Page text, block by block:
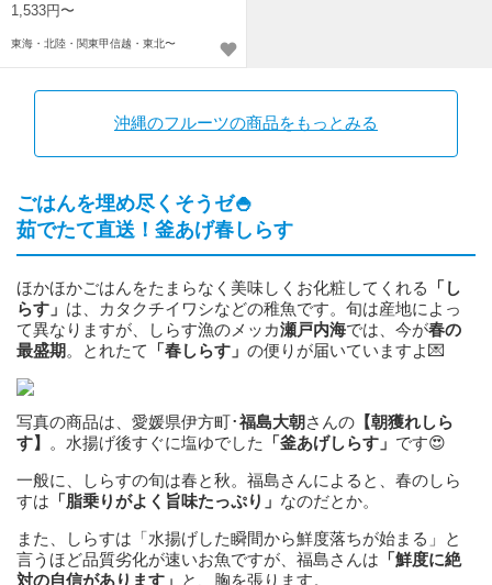
1,533円〜
東海・北陸・関東甲信越・東北〜
沖縄のフルーツの商品をもっとみる
ごはんを埋め尽くそうゼ🍚
茹でたて直送！釜あげ春しらす
ほかほかごはんをたまらなく美味しくお化粧してくれる
「し
らす」 は、カタクチイワシなどの稚魚です。旬は産地によっ
て異なりますが、しらす漁のメッカ瀬戸内海では、今が春の
最盛期 。とれたて 「春しらす」 の便りが届いていますよ💌
写真の商品は、愛媛県伊方町･福島大朝さんの 【朝獲れしら
す】
。水揚げ後すぐに塩ゆでした 「釜あげしらす」 です😍
一般に、しらすの旬は春と秋。福島さんによると、春のしら
すは 「脂乗りがよく旨味たっぷり」 なのだとか。
また、しらすは「水揚げした瞬間から鮮度落ちが始まる」と
言うほど品質劣化が速いお魚ですが、福島さんは 「鮮度に絶
対の自信があります」 と、胸を張ります。